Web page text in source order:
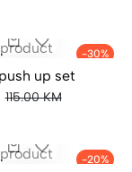
-30%
up set
115.00 KM
-20%